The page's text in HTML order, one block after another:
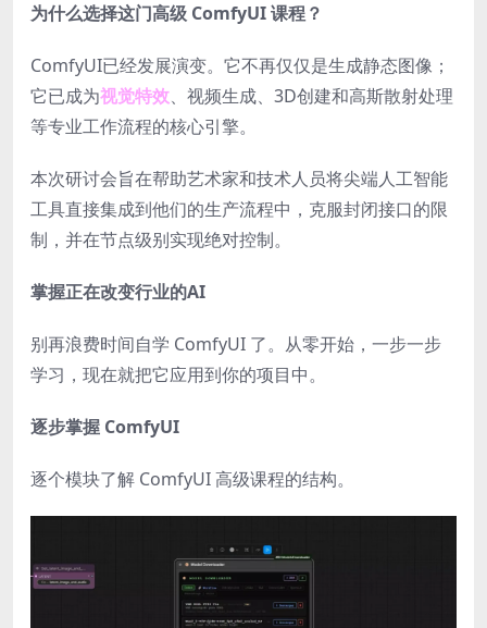
为什么选择这门高级 ComfyUI 课程？
ComfyUI已经发展演变。它不再仅仅是生成静态图像；
它已成为视觉特效、视频生成、3D创建和高斯散射处理
等专业工作流程的核心引擎。
本次研讨会旨在帮助艺术家和技术人员将尖端人工智能
工具直接集成到他们的生产流程中，克服封闭接口的限
制，并在节点级别实现绝对控制。
掌握正在改变行业的AI
别再浪费时间自学 ComfyUI 了。从零开始，一步一步
学习，现在就把它应用到你的项目中。
逐步掌握 ComfyUI
逐个模块了解 ComfyUI 高级课程的结构。